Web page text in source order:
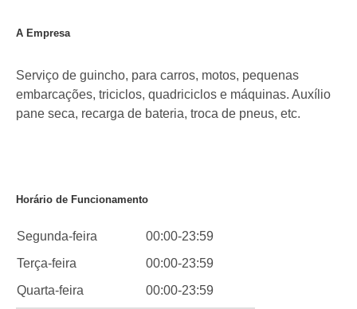
A Empresa
Serviço de guincho, para carros, motos, pequenas
embarcações, triciclos, quadriciclos e máquinas. Auxílio
pane seca, recarga de bateria, troca de pneus, etc.
Horário de Funcionamento
Segunda-feira
00:00-23:59
Terça-feira
00:00-23:59
Quarta-feira
00:00-23:59